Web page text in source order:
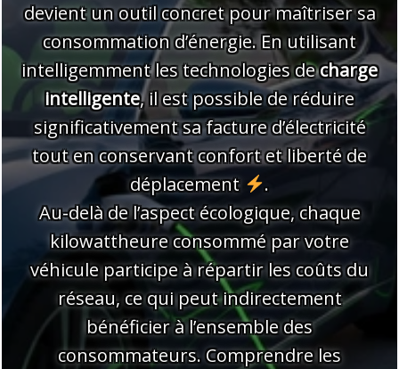
devient un outil concret pour maîtriser sa
consommation d’énergie. En utilisant
intelligemment les technologies decharge
intelligente, il est possible de réduire
significativement sa facture d’électricité
tout en conservant confort et liberté de
déplacement
.
Au-delà de l’aspect écologique, chaque
kilowattheure consommé par votre
véhicule participe à répartir les coûts du
réseau, ce qui peut indirectement
bénéficier à l’ensemble des
consommateurs. Comprendre les